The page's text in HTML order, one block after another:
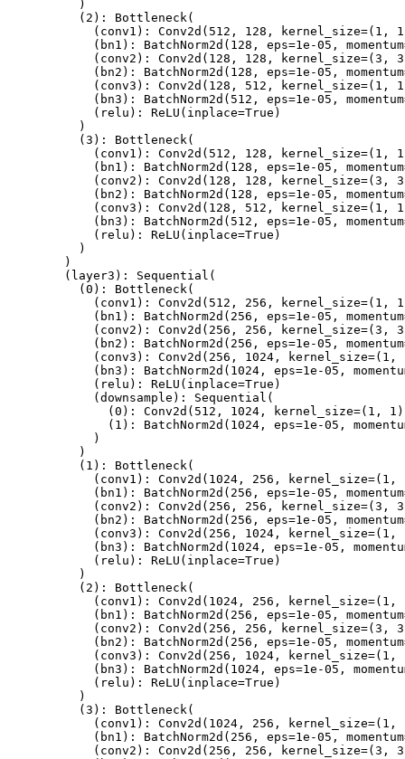
)
( 2 ) : Bottleneck (
( conv1 ) : Conv2d ( 512 , 128 , kernel_size=( 1 , 1
( bn1 ) : BatchNorm2d ( 128 , eps=1e-05 , momentum
( conv2 ) : Conv2d ( 128 , 128 , kernel_size=( 3 , 3
( bn2 ) : BatchNorm2d ( 128 , eps=1e-05 , momentum
( conv3 ) : Conv2d ( 128 , 512 , kernel_size=( 1 , 1
( bn3 ) : BatchNorm2d ( 512 , eps=1e-05 , momentum
( relu ) : ReLU ( inplace=True )
)
( 3 ) : Bottleneck (
( conv1 ) : Conv2d ( 512 , 128 , kernel_size=( 1 , 1
( bn1 ) : BatchNorm2d ( 128 , eps=1e-05 , momentum
( conv2 ) : Conv2d ( 128 , 128 , kernel_size=( 3 , 3
( bn2 ) : BatchNorm2d ( 128 , eps=1e-05 , momentum
( conv3 ) : Conv2d ( 128 , 512 , kernel_size=( 1 , 1
( bn3 ) : BatchNorm2d ( 512 , eps=1e-05 , momentum
( relu ) : ReLU ( inplace=True )
)
)
( layer3 ) : Sequential (
( 0 ) : Bottleneck (
( conv1 ) : Conv2d ( 512 , 256 , kernel_size=( 1 , 1
( bn1 ) : BatchNorm2d ( 256 , eps=1e-05 , momentum
( conv2 ) : Conv2d ( 256 , 256 , kernel_size=( 3 , 3
( bn2 ) : BatchNorm2d ( 256 , eps=1e-05 , momentum
( conv3 ) : Conv2d ( 256 , 1024 , kernel_size=( 1 ,
( bn3 ) : BatchNorm2d ( 1024 , eps=1e-05 ,
( relu ) : ReLU ( inplace=True )
( downsample ) : Sequential (
( 0 ) : Conv2d ( 512 , 1024 , kernel_size=( 1 , 1 )
( 1 ) : BatchNorm2d ( 1024 , eps=1e-05 ,
)
)
( 1 ) : Bottleneck (
( conv1 ) : Conv2d ( 1024 , 256 , kernel_size=( 1 ,
( bn1 ) : BatchNorm2d ( 256 , eps=1e-05 , momentum
( conv2 ) : Conv2d ( 256 , 256 , kernel_size=( 3 , 3
( bn2 ) : BatchNorm2d ( 256 , eps=1e-05 , momentum
( conv3 ) : Conv2d ( 256 , 1024 , kernel_size=( 1 ,
( bn3 ) : BatchNorm2d ( 1024 , eps=1e-05 ,
( relu ) : ReLU ( inplace=True )
)
( 2 ) : Bottleneck (
( conv1 ) : Conv2d ( 1024 , 256 , kernel_size=( 1 ,
( bn1 ) : BatchNorm2d ( 256 , eps=1e-05 , momentum
( conv2 ) : Conv2d ( 256 , 256 , kernel_size=( 3 , 3
( bn2 ) : BatchNorm2d ( 256 , eps=1e-05 , momentum
( conv3 ) : Conv2d ( 256 , 1024 , kernel_size=( 1 ,
( bn3 ) : BatchNorm2d ( 1024 , eps=1e-05 ,
( relu ) : ReLU ( inplace=True )
)
( 3 ) : Bottleneck (
( conv1 ) : Conv2d ( 1024 , 256 , kernel_size=( 1 ,
( bn1 ) : BatchNorm2d ( 256 , eps=1e-05 , momentum
( conv2 ) : Conv2d ( 256 , 256 , kernel_size=( 3 , 3